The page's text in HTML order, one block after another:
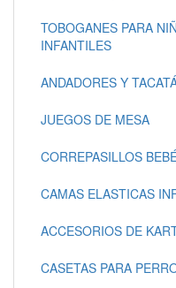
TOBOGANES PARA
INFANTILES
ANDADORES Y
JUEGOS DE MESA
CORREPASILLOS
CAMAS ELASTICAS
ACCESORIOS DE
CASETAS PARA